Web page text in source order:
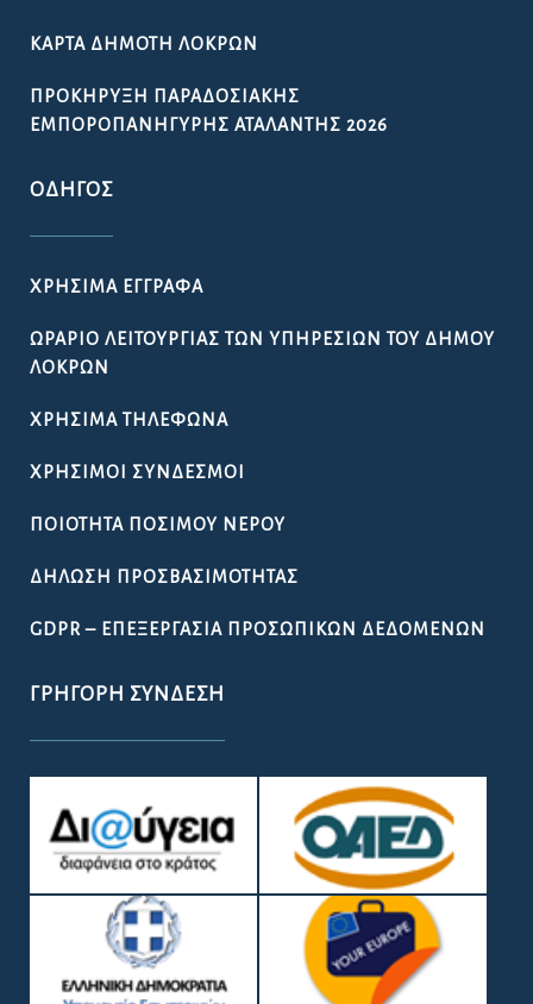
ΚΆΡΤΑ ΔΗΜΌΤΗ ΛΟΚΡΏΝ
ΠΡΟΚΉΡΥΞΗ ΠΑΡΑΔΟΣΙΑΚΉΣ
ΕΜΠΟΡΟΠΑΝΉΓΥΡΗΣ ΑΤΑΛΆΝΤΗΣ 2026
ΟΔΗΓΌΣ
ΧΡΉΣΙΜΑ ΈΓΓΡΑΦΑ
ΩΡΆΡΙΟ ΛΕΙΤΟΥΡΓΊΑΣ ΤΩΝ ΥΠΗΡΕΣΙΏΝ ΤΟΥ ΔΉΜΟΥ
ΛΟΚΡΏΝ
ΧΡΉΣΙΜΑ ΤΗΛΈΦΩΝΑ
ΧΡΉΣΙΜΟΙ ΣΎΝΔΕΣΜΟΙ
ΠΟΙΌΤΗΤΑ ΠΌΣΙΜΟΥ ΝΕΡΟΎ
ΔΉΛΩΣΗ ΠΡΟΣΒΑΣΙΜΌΤΗΤΑΣ
GDPR – ΕΠΕΞΕΡΓΑΣΙΑ ΠΡΟΣΩΠΙΚΩΝ ΔΕΔΟΜΕΝΩΝ
ΓΡΉΓΟΡΗ ΣΎΝΔΕΣΗ